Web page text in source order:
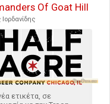
Of Goat Hill
Ιορδανίδης
ετικέτα, σε